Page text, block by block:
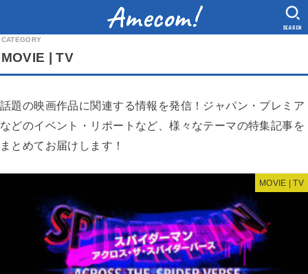
SEARCH
MOVIE | TV
話題の映画作品に関連する情報を発信！ジャパン・プレミア
などのイベント・リポートなど、様々なテーマの特集記事を
まとめてお届けします！
MOVIE | TV